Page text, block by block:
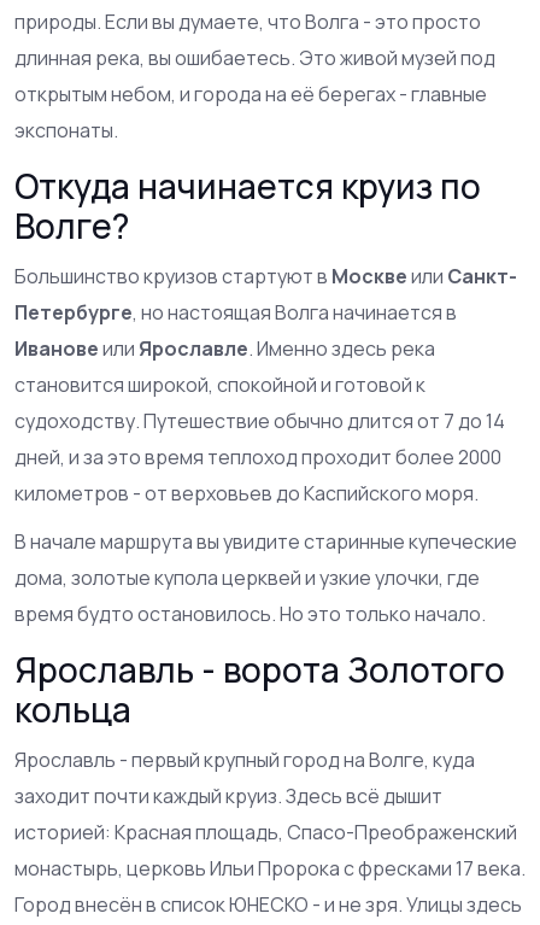
природы. Если вы думаете, что Волга - это просто
длинная река, вы ошибаетесь. Это живой музей под
открытым небом, и города на её берегах - главные
экспонаты.
Откуда начинается круиз по
Волге?
Большинство круизов стартуют в Москвеили Санкт-
Петербурге, но настоящая Волга начинается в
Ивановеили Ярославле. Именно здесь река
становится широкой, спокойной и готовой к
судоходству. Путешествие обычно длится от 7 до 14
дней, и за это время теплоход проходит более 2000
километров - от верховьев до Каспийского моря.
В начале маршрута вы увидите старинные купеческие
дома, золотые купола церквей и узкие улочки, где
время будто остановилось. Но это только начало.
Ярославль - ворота Золотого
кольца
Ярославль - первый крупный город на Волге, куда
заходит почти каждый круиз. Здесь всё дышит
историей: Красная площадь, Спасо-Преображенский
монастырь, церковь Ильи Пророка с фресками 17 века.
Город внесён в список ЮНЕСКО - и не зря. Улицы здесь